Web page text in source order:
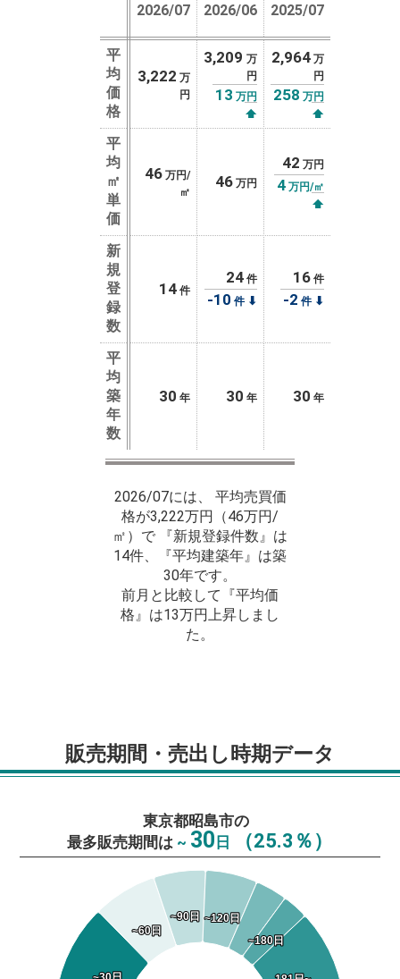
2026/07 2026/06 2025/07
平
均
価
格
3,222 万
円
3,209 万
円
13 万円
⬆
2,964 万
円
258 万円
⬆
平
均
㎡
単
価
46 万円/
㎡
46 万円
42 万円
4 万円/㎡
⬆
新
規
登
録
数
14 件
24 件
-10 件⬇
16 件
-2 件⬇
平
均
築
年
数
30 年 30 年 30 年
2026/07には、 平均売買価
格が3,222万円（46万円/
㎡）で 『新規登録件数』は
14件、『平均建築年』は築
30年です。
前月と比較して『平均価
格』は13万円上昇しまし
た。
販売期間・売出し時期データ
東京都昭島市の
最多販売期間は ~ 30日 （25.3％）
~60日
~60日
~90日
~90日 ~120日
~120日
~180日
~180日